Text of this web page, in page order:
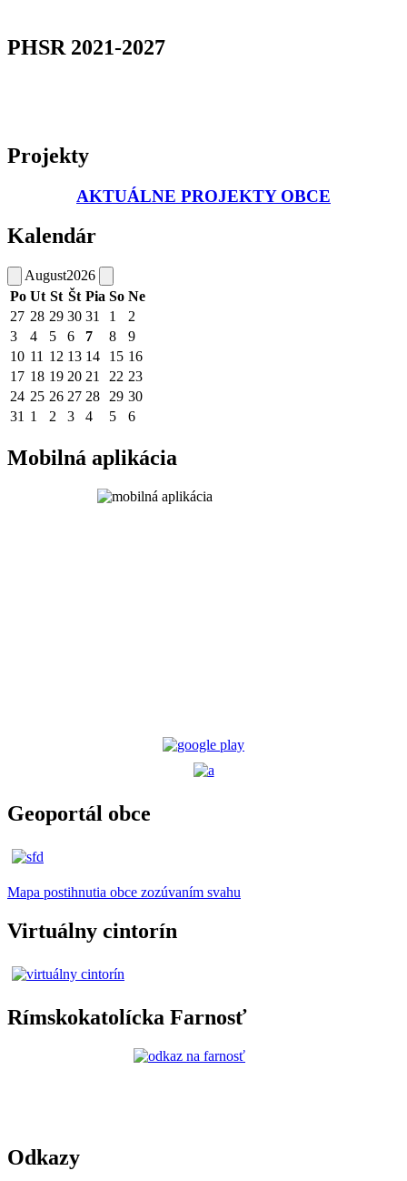
PHSR 2021-2027
Projekty
AKTUÁLNE PROJEKTY OBCE
Kalendár
August2026
Po Ut St Št Pia So Ne
27 28 29 30 31 1
2
3
4 5 6 7 8
9
10 11 12 13 14 15 16
17 18 19 20 21 22 23
24 25 26 27 28 29 30
31 1 2 3 4 5 6
Mobilná aplikácia
Geoportál obce
Mapa postihnutia obce zozúvaním svahu
Virtuálny cintorín
Rímskokatolícka Farnosť
Odkazy